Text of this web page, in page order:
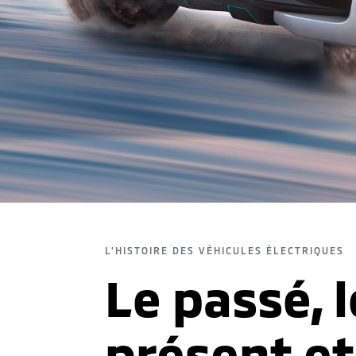
L’HISTOIRE DES VÉHICULES ÉLECTRIQUES
Le passé,